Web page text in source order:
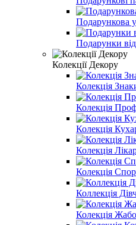
Подарункова
Подарунки
Колекції Декору
Колекція
Колекція
Колекція
Колекція
Колекція
Коллекція
Колекція